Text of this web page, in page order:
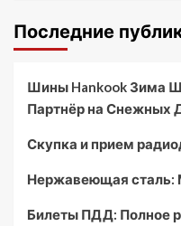
Последние
Шины Hankook Зима
Партнёр на Снежных
Скупка и прием
Нержавеющая сталь:
Билеты ПДД: Полное